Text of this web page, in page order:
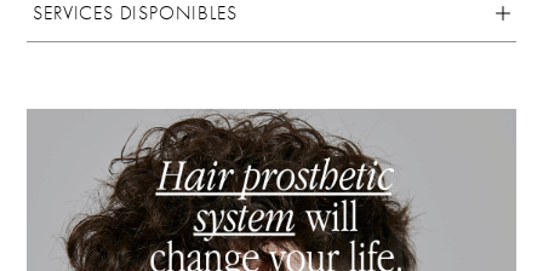
SERVICES DISPONIBLES